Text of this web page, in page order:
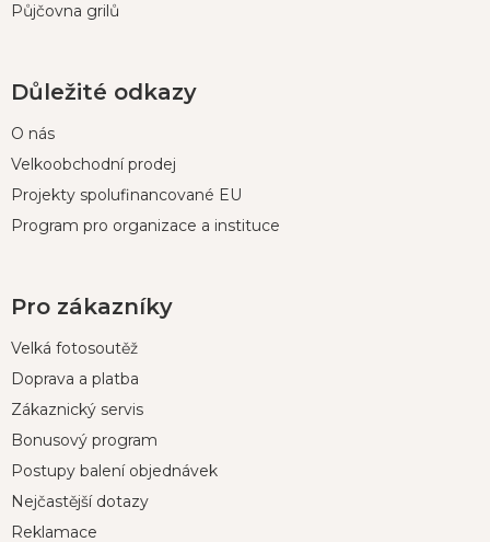
Půjčovna grilů
Důležité odkazy
O nás
Velkoobchodní prodej
Projekty spolufinancované EU
Program pro organizace a instituce
Pro zákazníky
Velká fotosoutěž
Doprava a platba
Zákaznický servis
Bonusový program
Postupy balení objednávek
Nejčastější dotazy
Reklamace